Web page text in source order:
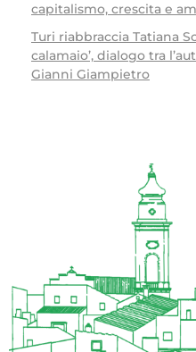
capitalismo, crescita e
Turi riabbraccia Tatiana
calamaio’, dialogo tra
Gianni Giampietro